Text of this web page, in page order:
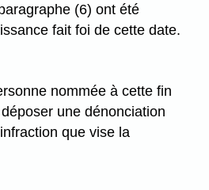
(6) ont été
fait foi de cette date.
nommée à cette fin
une dénonciation
que vise la